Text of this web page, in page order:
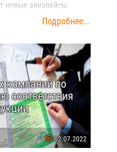
новые авиарейсы.
Подробнее...
компаний по
соответствия
02.07.2022